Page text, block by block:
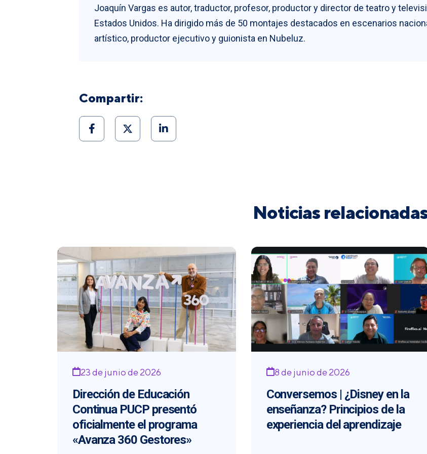
Joaquín Vargas es autor, traductor, profesor, productor y director de teatro y
Estados Unidos. Ha dirigido más de 50 montajes destacados en escenarios
artístico, productor ejecutivo y guionista en Nubeluz.
Compartir:
Noticias
23 de junio de 2026
Dirección de Educación
Continua PUCP presentó
oficialmente el programa
«Avanza 360 Gestores»
8 de junio de 2026
Conversemos | ¿Disney en la
enseñanza? Principios de la
experiencia del aprendizaje